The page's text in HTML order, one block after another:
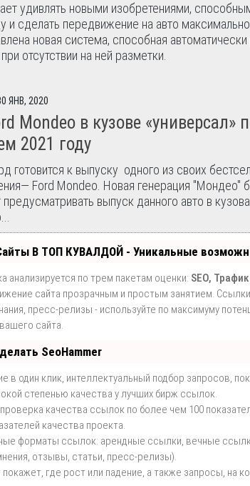
удивлять новыми изобретениями,
и сделать передвижение на авто
новая система, способная автоматически
отсутствии на ней разметки.
ЯНВ, 2020
Mondeo в кузове «универсал»
2021 году
готовится к выпуску одного из своих
Ford Mondeo. Новая генерация "Мондео"
выпуск данного авто в
В ТОП КУВАЛДОЙ - Уникальные
анализируется по трем пакетам оценки: SEO,
сайта прозрачным и простым занятием.
пресс-релизы - используйте по максимуму
сайта.
SeoHammer
в один клик, интеллектуальный подбор запросов,
степенью качества у лучших бирж ссылок.
качества ссылок по более чем 100
качества проекта.
форматы ссылок: арендные ссылки, вечные
отзывы, статьи, пресс-релизы).
где рост или падение, а также запросы, на